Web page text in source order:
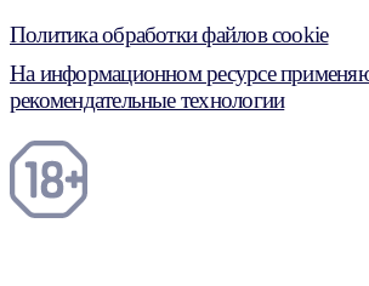
Политика обработки файлов cookie
На информационном ресурсе
рекомендательные технологии